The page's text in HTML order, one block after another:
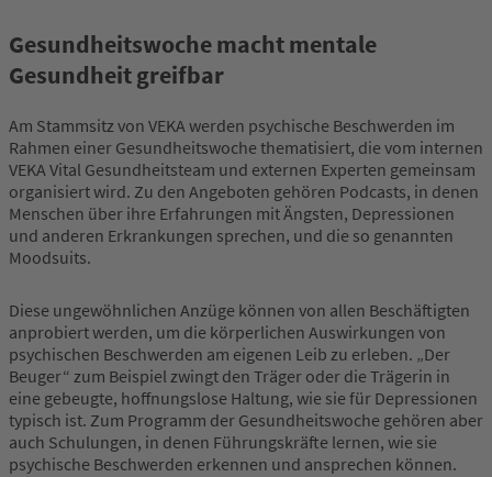
Gesundheitswoche macht mentale
Gesundheit greifbar
Am Stammsitz von VEKA werden psychische Beschwerden im
Rahmen einer Gesundheitswoche thematisiert, die vom internen
VEKA Vital Gesundheitsteam und externen Experten gemeinsam
organisiert wird. Zu den Angeboten gehören Podcasts, in denen
Menschen über ihre Erfahrungen mit Ängsten, Depressionen
und anderen Erkrankungen sprechen, und die so genannten
Moodsuits.
Diese ungewöhnlichen Anzüge können von allen Beschäftigten
anprobiert werden, um die körperlichen Auswirkungen von
psychischen Beschwerden am eigenen Leib zu erleben. „Der
Beuger“ zum Beispiel zwingt den Träger oder die Trägerin in
eine gebeugte, hoffnungslose Haltung, wie sie für Depressionen
typisch ist. Zum Programm der Gesundheitswoche gehören aber
auch Schulungen, in denen Führungskräfte lernen, wie sie
psychische Beschwerden erkennen und ansprechen können.